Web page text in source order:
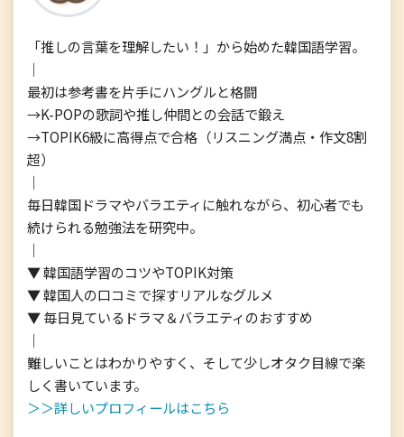
「推しの言葉を理解したい！」から始めた韓国語学習。
｜
最初は参考書を片手にハングルと格闘
→K-POPの歌詞や推し仲間との会話で鍛え
→TOPIK6級に高得点で合格（リスニング満点・作文8割
超）
｜
毎日韓国ドラマやバラエティに触れながら、初心者でも
続けられる勉強法を研究中。
｜
▼ 韓国語学習のコツやTOPIK対策
▼ 韓国人の口コミで探すリアルなグルメ
▼ 毎日見ているドラマ＆バラエティのおすすめ
｜
難しいことはわかりやすく、そして少しオタク目線で楽
＞＞詳しいプロフィールはこちら